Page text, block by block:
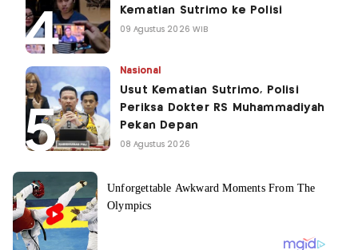
Kematian Sutrimo ke Polisi
09 Agustus 2026 WIB
Nasional
Usut Kematian Sutrimo, Polisi
Periksa Dokter RS Muhammadiyah
Pekan Depan
08 Agustus 2026